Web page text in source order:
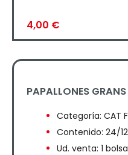
4,00 €
PAPALLONES GRANS
Categoría: CAT
Contenido: 24/
Ud. venta: 1